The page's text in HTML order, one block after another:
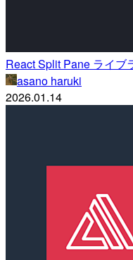
React Split Pane ライブ
asano haruki
2026.01.14